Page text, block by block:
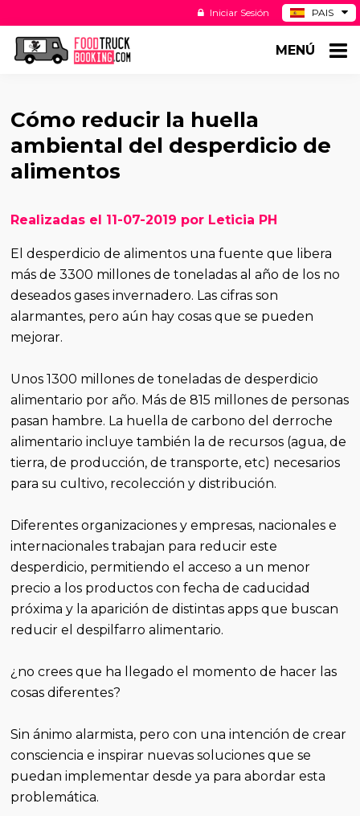
PAIS
DE
Iniciar Sesión
MENÚ
Cómo reducir la huella
ambiental del desperdicio de
alimentos
Realizadas el 11-07-2019 por Leticia PH
El desperdicio de alimentos una fuente que libera
más de 3300 millones de toneladas al año de los no
deseados gases invernadero. Las cifras son
alarmantes, pero aún hay cosas que se pueden
mejorar.
Unos 1300 millones de toneladas de desperdicio
alimentario por año. Más de 815 millones de personas
pasan hambre. La huella de carbono del derroche
alimentario incluye también la de recursos (agua, de
tierra, de producción, de transporte, etc) necesarios
para su cultivo, recolección y distribución.
Diferentes organizaciones y empresas, nacionales e
internacionales trabajan para reducir este
desperdicio, permitiendo el acceso a un menor
precio a los productos con fecha de caducidad
próxima y la aparición de distintas apps que buscan
reducir el despilfarro alimentario.
¿no crees que ha llegado el momento de hacer las
cosas diferentes?
Sin ánimo alarmista, pero con una intención de crear
consciencia e inspirar nuevas soluciones que se
puedan implementar desde ya para abordar esta
problemática.